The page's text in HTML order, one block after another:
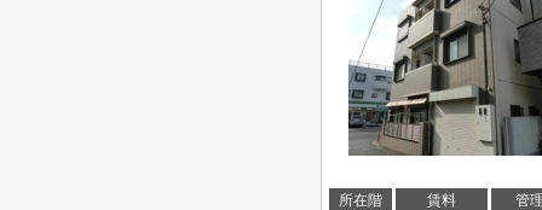
所在階 賃料
管